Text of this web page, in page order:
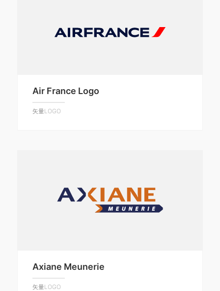
Air France Logo
矢量LOGO
Axiane Meunerie
矢量LOGO